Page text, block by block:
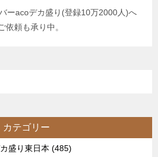
ーacoデカ盛り(登録10万2000人)へ
依頼も承り中。
カテゴリー
盛り東日本 (485)